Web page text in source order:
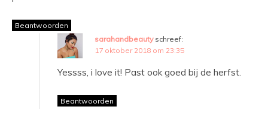
Beantwoorden
sarahandbeauty schreef:
17 oktober 2018 om 23:35
Yessss, i love it! Past ook goed bij de herfst.
Beantwoorden